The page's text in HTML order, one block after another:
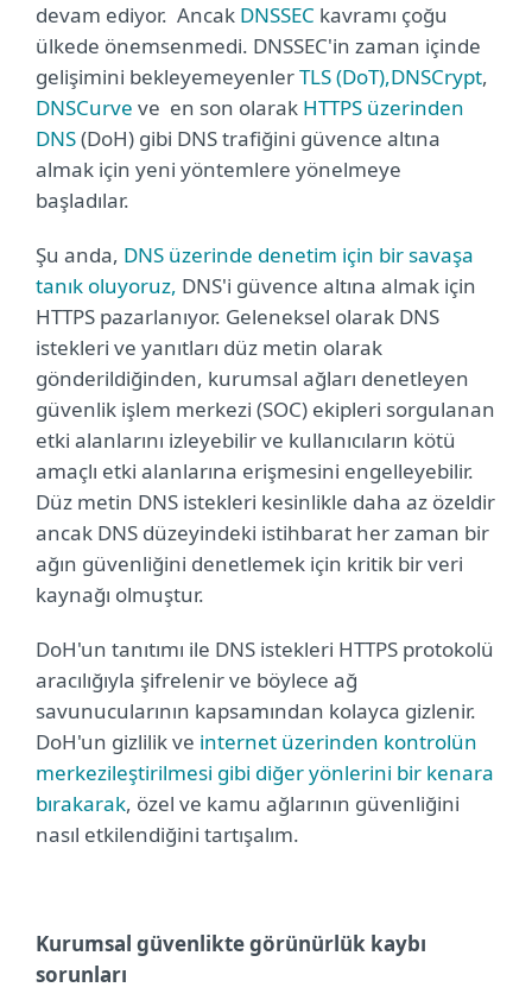
devam ediyor. Ancak DNSSEC kavramı çoğu
ülkede önemsenmedi. DNSSEC'in zaman içinde
gelişimini bekleyemeyenlerTLS (DoT),DNSCrypt,
DNSCurve ve en son olarak HTTPS üzerinden
DNS(DoH) gibi DNS trafiğini güvence altına
almak için yeni yöntemlere yönelmeye
başladılar.
Şu anda, DNS üzerinde denetim için bir savaşa
tanık oluyoruz, DNS'i güvence altına almak için
HTTPS pazarlanıyor. Geleneksel olarak DNS
istekleri ve yanıtları düz metin olarak
gönderildiğinden, kurumsal ağları denetleyen
güvenlik işlem merkezi (SOC) ekipleri sorgulanan
etki alanlarını izleyebilir ve kullanıcıların kötü
amaçlı etki alanlarına erişmesini engelleyebilir.
Düz metin DNS istekleri kesinlikle daha az özeldir
ancak DNS düzeyindeki istihbarat her zaman bir
ağın güvenliğini denetlemek için kritik bir veri
kaynağı olmuştur.
DoH'un tanıtımı ile DNS istekleri HTTPS protokolü
aracılığıyla şifrelenir ve böylece ağ
savunucularının kapsamından kolayca gizlenir.
DoH'un gizlilik ve internet üzerinden kontrolün
merkezileştirilmesi gibi diğer yönlerini bir kenara
bırakarak, özel ve kamu ağlarının güvenliğini
nasıl etkilendiğini tartışalım.
Kurumsal güvenlikte görünürlük kaybı
sorunları